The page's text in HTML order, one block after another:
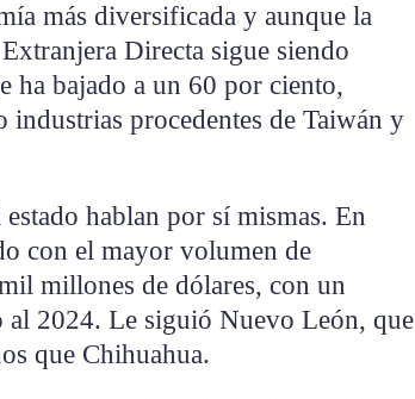
más diversificada y aunque la
Directa sigue siendo
ha bajado a un 60 por ciento,
industrias procedentes de Taiwán y
hablan por sí mismas. En
con el mayor volumen de
millones de dólares, con un
al 2024. Le siguió Nuevo León, que
que Chihuahua.